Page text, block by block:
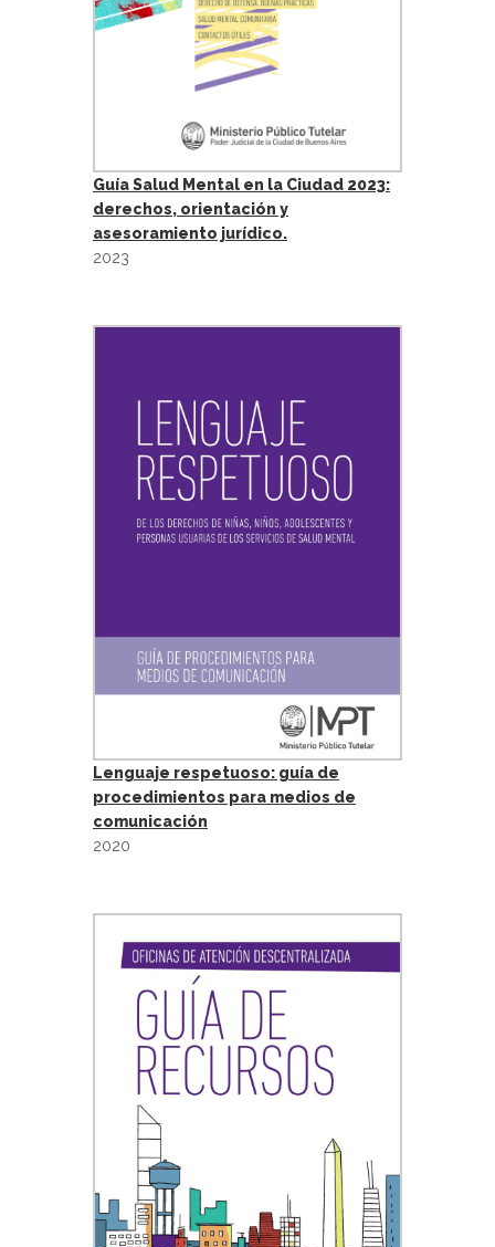
Guía Salud Mental en la Ciudad 2023:
derechos, orientación y
asesoramiento jurídico.
2023
Lenguaje respetuoso: guía de
procedimientos para medios de
comunicación
2020